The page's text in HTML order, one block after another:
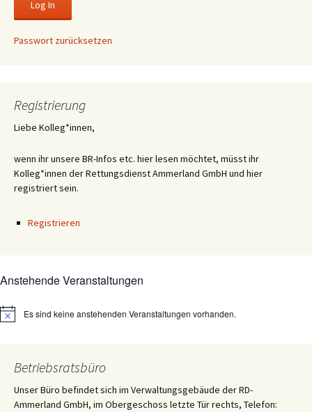
Passwort zurücksetzen
Registrierung
Liebe Kolleg*innen,
wenn ihr unsere BR-Infos etc. hier lesen möchtet, müsst ihr
Kolleg*innen der Rettungsdienst Ammerland GmbH und hier
registriert sein.
Registrieren
Anstehende Veranstaltungen
HinweisEs sind keine anstehenden Veranstaltungen vorhanden.
Betriebsratsbüro
Unser Büro befindet sich im Verwaltungsgebäude der RD-
Ammerland GmbH, im Obergeschoss letzte Tür rechts, Telefon: